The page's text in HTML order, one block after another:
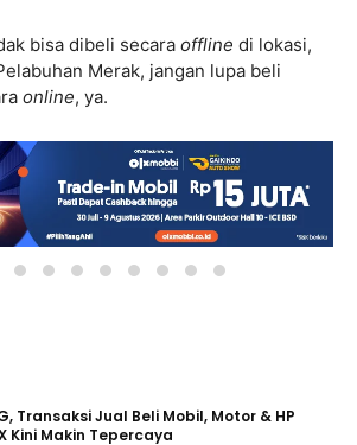
bisa dibeli secara offline di lokasi,
Merak, jangan lupa beli
online, ya.
Transaksi Jual Beli Mobil, Motor & HP
Kini Makin Tepercaya